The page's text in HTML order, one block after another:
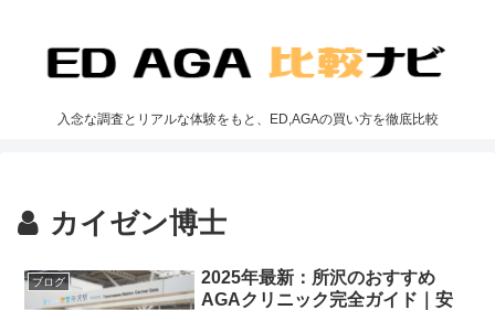
入念な調査とリアルな体験をもと、ED,AGAの買い方を徹底比較
カイゼン博士
ブログ
2025年最新：所沢のおすすめ
AGAクリニック完全ガイド｜安